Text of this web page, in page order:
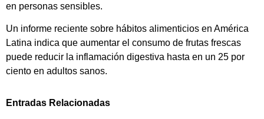
en personas sensibles.
Un informe reciente sobre hábitos alimenticios en América
Latina indica que aumentar el consumo de frutas frescas
puede reducir la inflamación digestiva hasta en un 25 por
ciento en adultos sanos.
Entradas Relacionadas